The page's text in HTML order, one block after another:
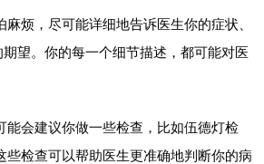
烦，尽可能详细地告诉医生你的症状、
望。你的每一个细节描述，都可能对医
能会建议你做一些检查，比如伍德灯检
些检查可以帮助医生更准确地判断你的病